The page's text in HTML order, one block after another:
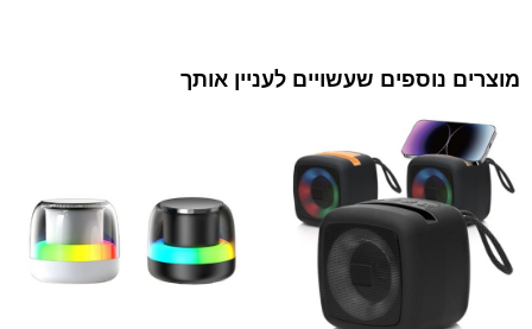
מוצרים נוספים שעשויים לעניין אותך